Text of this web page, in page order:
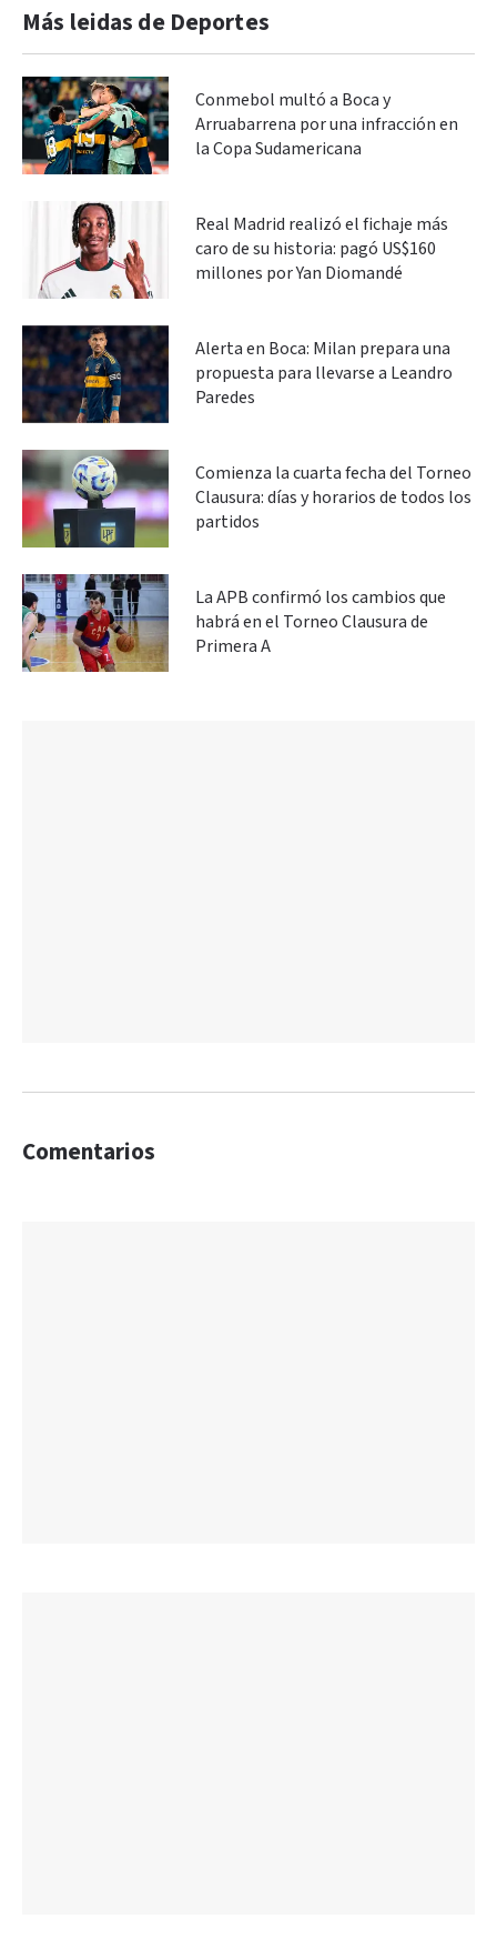
Más leidas de Deportes
Conmebol multó a Boca y
Arruabarrena por una infracción en
la Copa Sudamericana
Real Madrid realizó el fichaje más
caro de su historia: pagó US$160
millones por Yan Diomandé
Alerta en Boca: Milan prepara una
propuesta para llevarse a Leandro
Paredes
Comienza la cuarta fecha del Torneo
Clausura: días y horarios de todos los
partidos
La APB confirmó los cambios que
habrá en el Torneo Clausura de
Primera A
Comentarios